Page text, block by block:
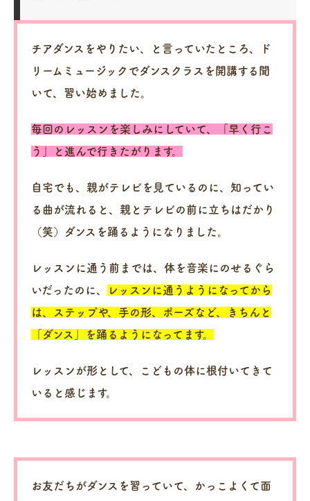
チアダンスをやりたい、と言っていたところ、ド
リームミュージックでダンスクラスを開講する聞
いて、習い始めました。
毎回のレッスンを楽しみにしていて、「早く行こ
う」と進んで行きたがります。
自宅でも、親がテレビを見ているのに、知ってい
る曲が流れると、親とテレビの前に立ちはだかり
（笑）ダンスを踊るようになりました。
レッスンに通う前までは、体を音楽にのせるぐら
いだったのに、
レッスンに通うようになってから
は、ステップや、手の形、ポーズなど、きちんと
「ダンス」を踊るようになってます。
レッスンが形として、こどもの体に根付いてきて
いると感じます。
お友だちがダンスを習っていて、かっこよくて面